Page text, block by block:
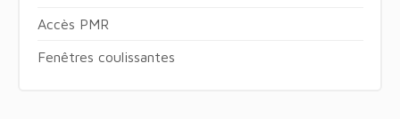
Accès PMR
Fenêtres coulissantes